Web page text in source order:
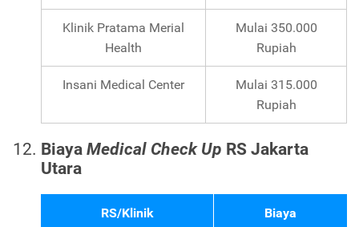
Klinik Pratama Merial
Health
Mulai 350.000
Rupiah
Insani Medical Center
Mulai 315.000
Rupiah
Biaya Medical Check Up RS Jakarta
Utara
RS/Klinik Biaya